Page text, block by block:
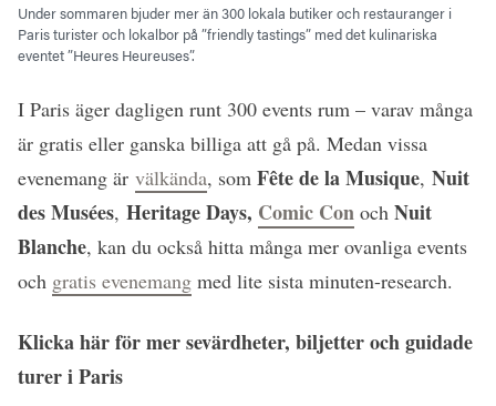
Under sommaren bjuder mer än 300 lokala butiker och restauranger i
Paris turister och lokalbor på ”friendly tastings” med det kulinariska
eventet ”Heures Heureuses”.
I Paris äger dagligen runt 300 events rum – varav många
är gratis eller ganska billiga att gå på. Medan vissa
evenemang är välkända, som Fête de la Musique, Nuit
des Musées, Heritage Days, Comic Con och Nuit
Blanche, kan du också hitta många mer ovanliga events
och gratis evenemang med lite sista minuten-research.
Klicka här för mer sevärdheter, biljetter och guidade
turer i Paris